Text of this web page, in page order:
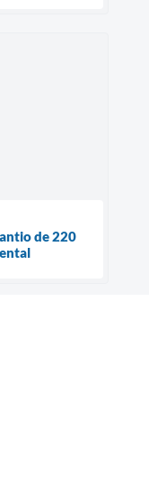
de 220